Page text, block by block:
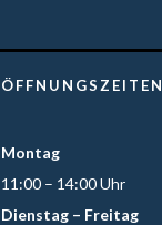
ÖFFNUNGSZEITEN
Montag
11:00 – 14:00 Uhr
Dienstag – Freitag